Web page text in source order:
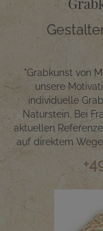
"Grabkunst von
unsere
individuelle
Naturstein. Bei
aktuellen
auf direktem